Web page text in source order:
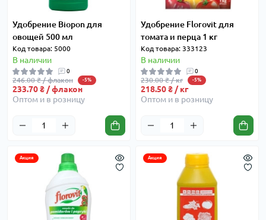
Удобрение Biopon для
овощей 500 мл
Код товара: 5000
В наличии
0
246.00 ₴ / флакон -5%
233.70 ₴ / флакон
Оптом и в розницу
Удобрение Florovit для
томата и перца 1 кг
Код товара: 333123
В наличии
0
230.00 ₴ / кг -5%
218.50 ₴ / кг
Оптом и в розницу
Акция Акция